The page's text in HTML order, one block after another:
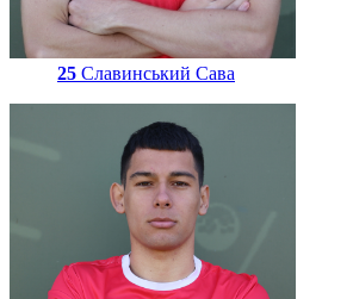
25 Славинський Сава